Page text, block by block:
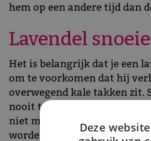
hem op een andere tijd dan
Lavendel
Het is belangrijk dat je een
om te voorkomen dat hij
overwegend kale takken zit.
nooit terug tot in het oude,
niet meer uit. Door ze
worden ze mooi vol en bossig.
Deze